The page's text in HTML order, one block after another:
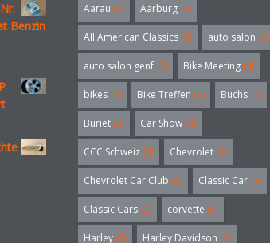
Benzin
Aarau (3) Aarburg (3)
All American Classics (3) auto salon (3)
auto salon genf (3) Bike Meeting (4)
bikes (5) Bike Treffen (5) Buchs (4)
Buriet (3) Car Show (3)
CCC Schweiz (3) Chevrolet (3)
Chevrolet Car Club (3) Classic Car (3)
Classic Cars (3) corvette (6)
Harley (7) Harley Davidson (3)